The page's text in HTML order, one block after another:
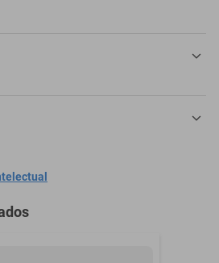
Np300 2016 a 2022